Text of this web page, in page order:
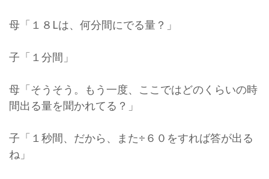
母「１８Lは、何分間にでる量？」
子「１分間」
母「そうそう。もう一度、ここではどのくらいの時
間出る量を聞かれてる？」
子「１秒間、だから、また÷６０をすれば答が出る
ね」